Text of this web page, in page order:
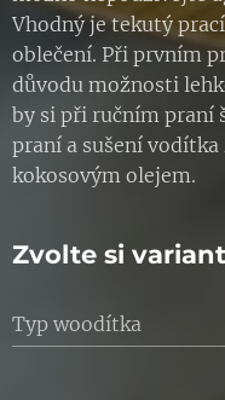
Vhodný je tekutý
oblečení. Při prvním
důvodu možnosti
by si při ručním praní
praní a sušení
kokosovým olejem.
Zvolte si
Typ woodítka